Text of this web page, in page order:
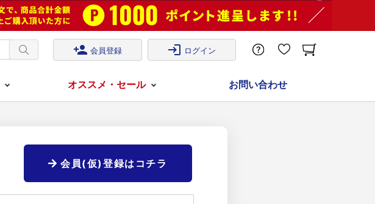
person_add 会員登録 login ログイン
オススメ・セール お問い合わせ
会員(仮)登録はコチラ